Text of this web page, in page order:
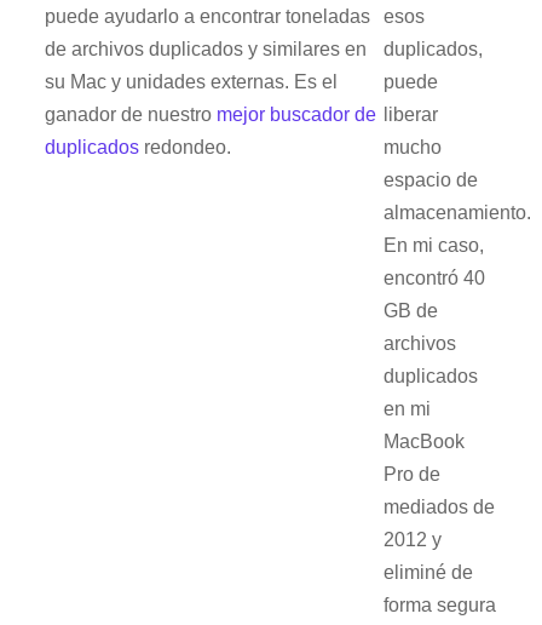
puede ayudarlo a encontrar toneladas
de archivos duplicados y similares en
su Mac y unidades externas. Es el
ganador de nuestro mejor buscador de
duplicados redondeo.
esos
duplicados,
puede
liberar
mucho
espacio de
almacenamiento.
En mi caso,
encontró 40
GB de
archivos
duplicados
en mi
MacBook
Pro de
mediados de
2012 y
eliminé de
forma segura